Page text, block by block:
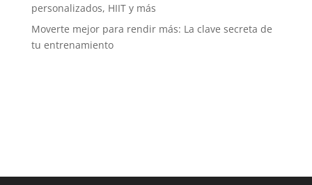
personalizados, HIIT y más
Moverte mejor para rendir más: La clave secreta de
tu entrenamiento